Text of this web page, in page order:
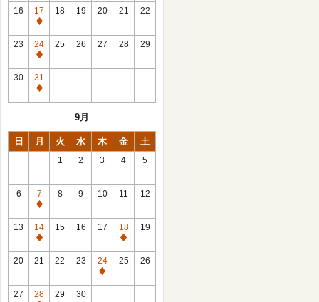
館
日
16
17
休
館
日
18 19 20 21 22
23
24
休
館
日
25 26 27 28 29
30
31
休
9月
日 月 火 水 木 金 土
1 2 3 4 5
6
7
休
館
日
8 9 10 11 12
13
14
休
館
15 16 17
18
休
館
19
20 21 22 23
24
休
25 26
27
28
29 30